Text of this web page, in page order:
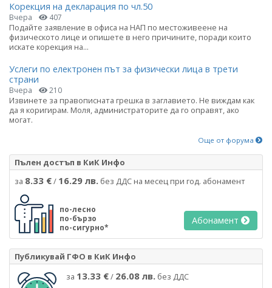
Корекция на декларация по чл.50
Вчера 407
Подайте заявление в офиса на НАП по местоживеене на
физическото лице и опишете в него причините, поради които
искате корекция на...
Услеги по електронен път за физически лица в трети
страни
Вчера 210
Извинете за правописната грешка в заглавието. Не виждам как
да я коригирам. Моля, администраторите да го оправят, ако
могат.
Още от форума
Пълен достъп в КиК Инфо
за 8.33 €/ 16.29 лв. без ДДС на месец при год. абонамент
по-лесно
по-бързо
по-сигурно*
Абонамент
Публикувай ГФО в КиК Инфо
за 13.33 €/ 26.08 лв. без ДДС